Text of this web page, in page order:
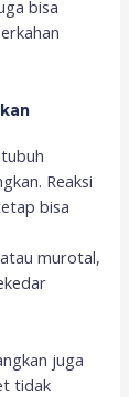
bisa
Reaksi
bisa
murotal,
juga
tidak